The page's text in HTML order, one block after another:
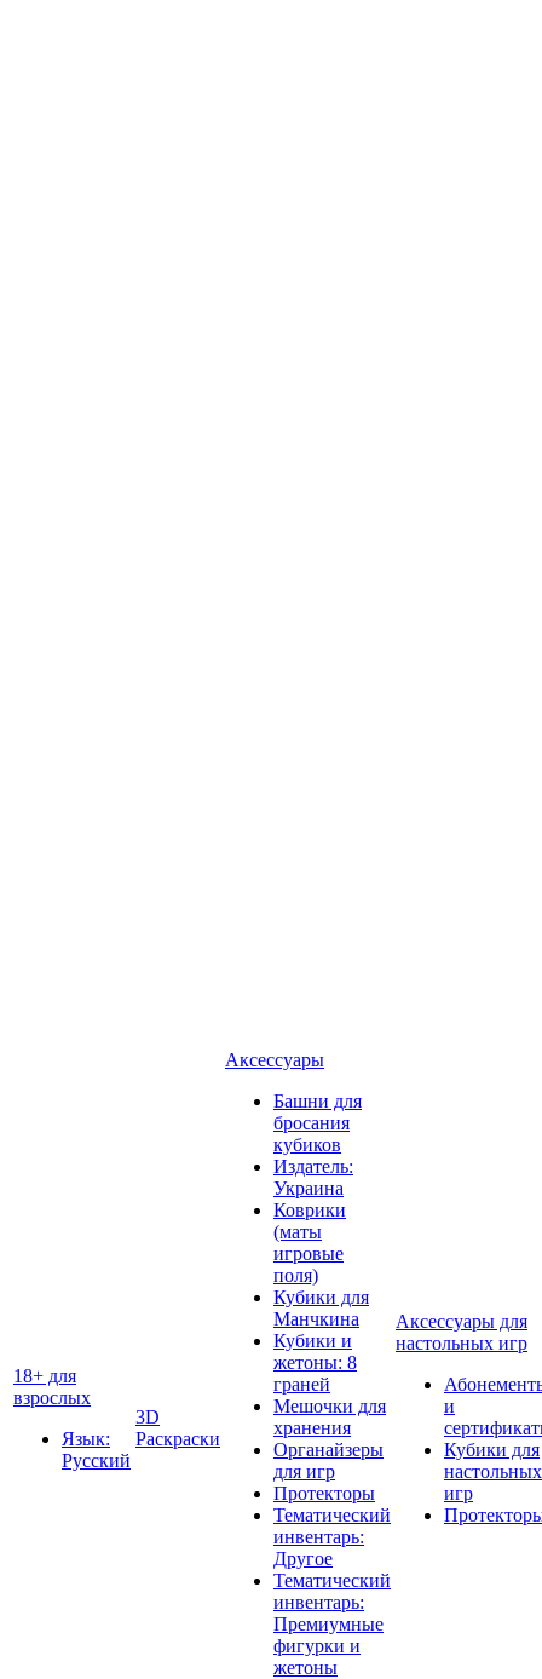
18+ для
взрослых
Язык:
Русский
3D
Раскраски
Аксессуары
Башни для
бросания
кубиков
Издатель:
Украина
Коврики
(маты
игровые
поля)
Кубики для
Манчкина
Кубики и
жетоны: 8
граней
Мешочки для
хранения
Органайзеры
для игр
Протекторы
Тематический
инвентарь:
Другое
Тематический
инвентарь:
Премиумные
фигурки и
жетоны
Аксессуары для
настольных игр
и
Кубики для
настольных
игр